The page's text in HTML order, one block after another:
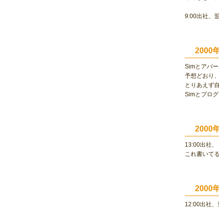
9:00出社、
2000
Simとアパ
予想どおり
とりあえず
Simとプロ
2000
13:00出社、
これ書いて
2000
12:00出社